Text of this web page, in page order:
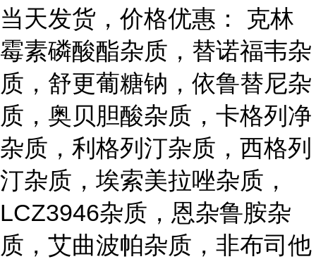
当天发货，价格优惠： 克林
霉素磷酸酯杂质，替诺福韦杂
质，舒更葡糖钠，依鲁替尼杂
质，奥贝胆酸杂质，卡格列净
杂质，利格列汀杂质，西格列
汀杂质，埃索美拉唑杂质，
LCZ3946杂质，恩杂鲁胺杂
质，艾曲波帕杂质，非布司他